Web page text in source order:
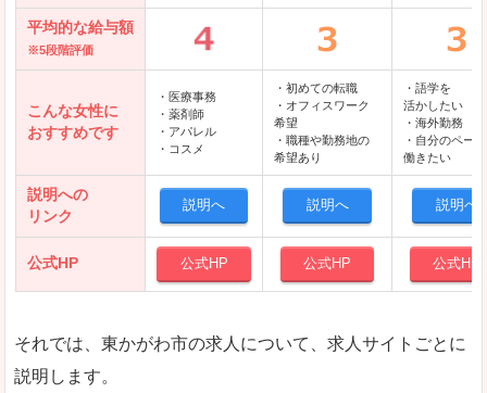
平均的な給与額
※5段階評価
こんな女性に
おすすめです
・医療事務
・薬剤師
・アパレル
・コスメ
・初めての転職
・オフィスワーク
希望
・職種や勤務地の
希望あり
・語学を
活かしたい
・海外勤務
・自分のペー
働きたい
説明への
リンク
説明へ 説明へ 説明へ
公式HP 公式HP 公式HP 公式HP
それでは、東かがわ市の求人について、求人サイトごとに
説明します。